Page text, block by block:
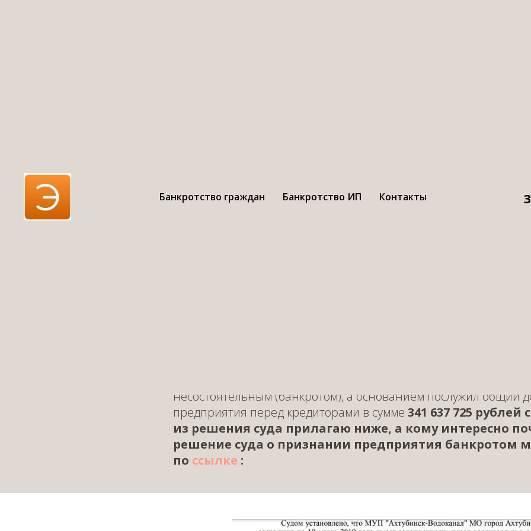
Банкротство граждан Банкротство ИП Контакты
денег
несостоятельным (банкротом), а основанием послужил общий
предприятия перед кредиторами в сумме 341 637 725
из решения суда прилагаю ниже, а кому интересно
решение суда о признании предприятия банкротом
по ссылке :